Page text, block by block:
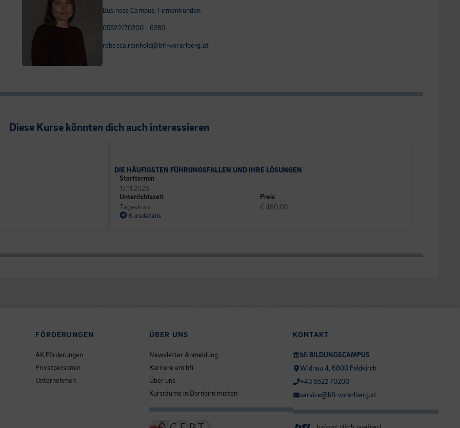
Business Campus, Firmenkunden
05522/70200 - 6289
rebecca.reinhold@bfi-vorarlberg.at
Diese Kurse könnten dich auch interessieren
DIE HÄUFIGSTEN FÜHRUNGSFALLEN UND IHRE LÖSUNGEN
Starttermin
17.11.2026
Unterrichtszeit
Tageskurs
Preis
€ 480,00
Kursdetails
FÖRDERUNGEN
AK Förderungen
Privatpersonen
Unternehmen
ÜBER UNS
Newsletter Anmeldung
Karriere am bfi
Über uns
Kursräume in Dornbirn mieten
KONTAKT
bfi BILDUNGSCAMPUS
Widnau 4, 6800 Feldkirch
+43 5522 70200
service@bfi-vorarlberg.at